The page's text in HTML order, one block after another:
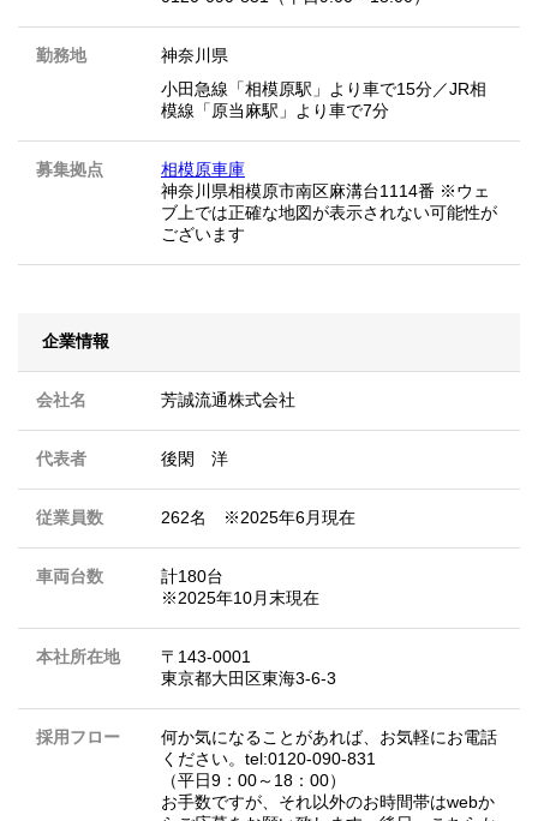
勤務地
神奈川県
小田急線「相模原駅」より車で15分／JR相
模線「原当麻駅」より車で7分
募集拠点
相模原車庫
神奈川県相模原市南区麻溝台1114番 ※ウェ
ブ上では正確な地図が表示されない可能性が
ございます
企業情報
会社名 芳誠流通株式会社
代表者 後閑 洋
従業員数 262名 ※2025年6月現在
車両台数
計180台
※2025年10月末現在
本社所在地
〒143-0001
東京都大田区東海3-6-3
採用フロー
何か気になることがあれば、お気軽にお電話
ください。tel:0120-090-831
（平日9：00～18：00）
お手数ですが、それ以外のお時間帯はwebか